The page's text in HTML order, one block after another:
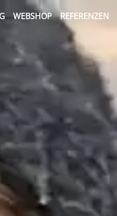
WEBSHOP REFERENZEN